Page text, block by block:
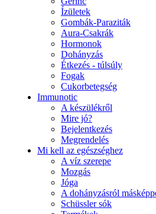
Ízületek
Gombák-Paraziták
Aura-Csakrák
Hormonok
Dohányzás
Étkezés - túlsúly
Fogak
Cukorbetegség
Immunotic
A készülékről
Mire jó?
Bejelentkezés
Megrendelés
Mi kell az egészséghez
A víz szerepe
Mozgás
Jóga
A dohányzásról
Schüssler sók